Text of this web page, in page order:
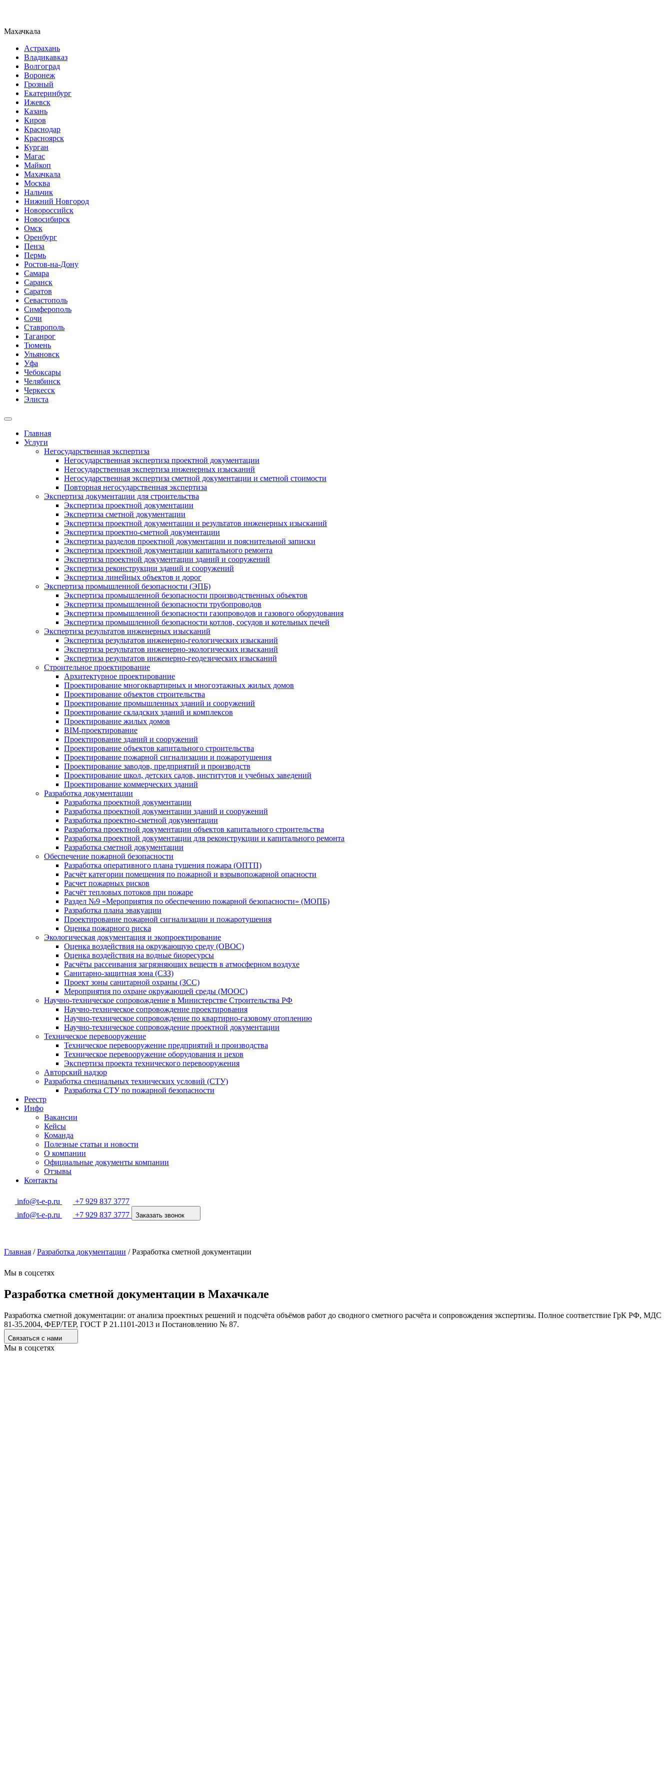
Махачкала
Астрахань
Владикавказ
Волгоград
Воронеж
Грозный
Екатеринбург
Ижевск
Казань
Киров
Краснодар
Красноярск
Курган
Магас
Майкоп
Махачкала
Москва
Нальчик
Нижний Новгород
Новороссийск
Новосибирск
Омск
Оренбург
Пенза
Пермь
Ростов-на-Дону
Самара
Саранск
Саратов
Севастополь
Симферополь
Сочи
Ставрополь
Таганрог
Тюмень
Ульяновск
Уфа
Чебоксары
Челябинск
Черкесск
Элиста
Главная
Услуги
Негосударственная экспертиза
Негосударственная экспертиза проектной документации
Негосударственная экспертиза инженерных изысканий
Негосударственная экспертиза сметной документации и сметной стоимости
Повторная негосударственная экспертиза
Экспертиза документации для строительства
Экспертиза проектной документации
Экспертиза сметной документации
Экспертиза проектной документации и результатов инженерных изысканий
Экспертиза проектно-сметной документации
Экспертиза разделов проектной документации и пояснительной записки
Экспертиза проектной документации капитального ремонта
Экспертиза проектной документации зданий и сооружений
Экспертиза реконструкции зданий и сооружений
Экспертиза линейных объектов и дорог
Экспертиза промышленной безопасности (ЭПБ)
Экспертиза промышленной безопасности производственных объектов
Экспертиза промышленной безопасности трубопроводов
Экспертиза промышленной безопасности газопроводов и газового оборудования
Экспертиза промышленной безопасности котлов, сосудов и котельных печей
Экспертиза результатов инженерных изысканий
Экспертиза результатов инженерно-геологических изысканий
Экспертиза результатов инженерно-экологических изысканий
Экспертиза результатов инженерно-геодезических изысканий
Строительное проектирование
Архитектурное проектирование
Проектирование многоквартирных и многоэтажных жилых домов
Проектирование объектов строительства
Проектирование промышленных зданий и сооружений
Проектирование складских зданий и комплексов
Проектирование жилых домов
BIM-проектирование
Проектирование зданий и сооружений
Проектирование объектов капитального строительства
Проектирование пожарной сигнализации и пожаротушения
Проектирование заводов, предприятий и производств
Проектирование школ, детских садов, институтов и учебных заведений
Проектирование коммерческих зданий
Разработка документации
Разработка проектной документации
Разработка проектной документации зданий и сооружений
Разработка проектно-сметной документации
Разработка проектной документации объектов капитального строительства
Разработка проектной документации для реконструкции и капитального ремонта
Разработка сметной документации
Обеспечение пожарной безопасности
Разработка оперативного плана тушения пожара (ОПТП)
Расчёт категории помещения по пожарной и взрывопожарной опасности
Расчет пожарных рисков
Расчёт тепловых потоков при пожаре
Раздел №9 «Мероприятия по обеспечению пожарной безопасности» (МОПБ)
Разработка плана эвакуации
Проектирование пожарной сигнализации и пожаротушения
Оценка пожарного риска
Экологическая документация и экопроектирование
Оценка воздействия на окружающую среду (ОВОС)
Оценка воздействия на водные биоресурсы
Расчёты рассеивания загрязняющих веществ в атмосферном воздухе
Санитарно-защитная зона (СЗЗ)
Проект зоны санитарной охраны (ЗСС)
Мероприятия по охране окружающей среды (МООС)
Научно-техническое сопровождение в Министерстве Строительства РФ
Научно-техническое сопровождение проектирования
Научно-техническое сопровождение по квартирно-газовому отоплению
Научно-техническое сопровождение проектной документации
Техническое перевооружение
Техническое перевооружение предприятий и производства
Техническое перевооружение оборудования и цехов
Экспертиза проекта технического перевооружения
Авторский надзор
Разработка специальных технических условий (СТУ)
Разработка СТУ по пожарной безопасности
Реестр
Инфо
Вакансии
Кейсы
Команда
Полезные статьи и новости
О компании
Официальные документы компании
Отзывы
Контакты
info@t-e-p.ru
+7 929 837 3777
info@t-e-p.ru
+7 929 837 3777 Заказать звонок
Главная /Разработка документации /Разработка сметной документации
Мы в соцсетях
Разработка сметной документации в Махачкале
Разработка сметной документации: от анализа проектных решений и подсчёта объёмов работ до сводного сметного расчёта и сопровождения экспертизы. Полное соответствие ГрК РФ, МДС
81-35.2004, ФЕР/ТЕР, ГОСТ Р 21.1101-2013 и Постановлению № 87.
Связаться с нами
Мы в соцсетях